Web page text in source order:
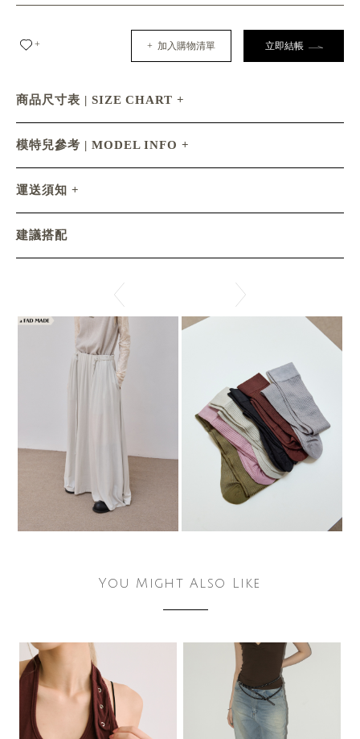
+ + 加入購物清單 立即結帳
商品尺寸表 | SIZE CHART
模特兒參考 | MODEL INFO
運送須知
建議搭配
You Might Also Like